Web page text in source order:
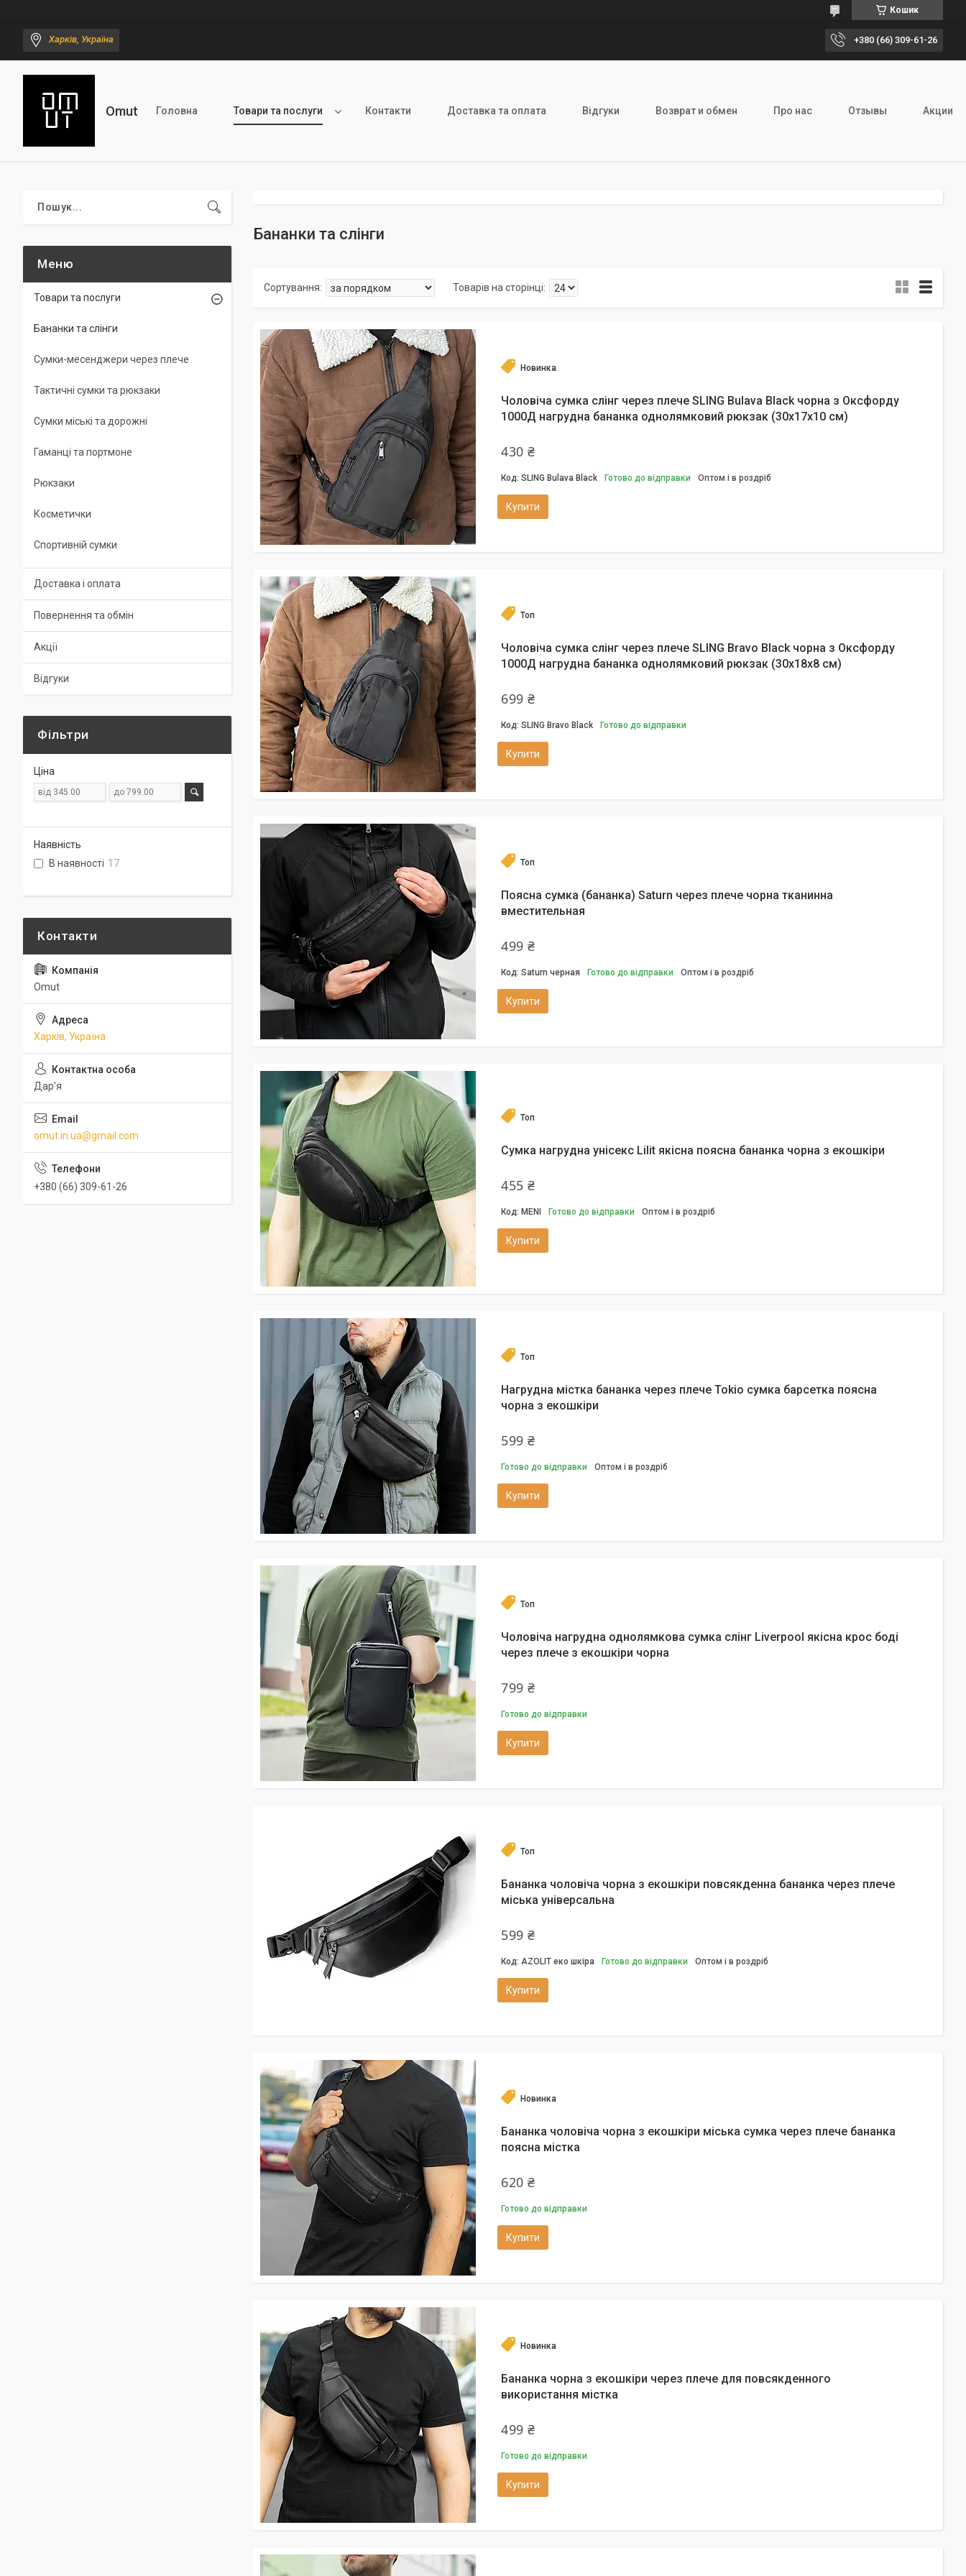
Кошик
Харків, Україна +380 (66) 309-61-26
Omut Головна Товари та послуги Контакти Доставка та оплата Відгуки Возврат и обмен Про нас Отзывы Акции
Бананки та слінги
Новинка
Чоловіча сумка слінг через плече SLING Bulava Black чорна з Оксфорду
1000Д нагрудна бананка однолямковий рюкзак (30х17х10 см)
430 ₴
SLING Bulava Black Готово до відправки Оптом і в роздріб
Купити
Топ
Чоловіча сумка слінг через плече SLING Bravo Black чорна з Оксфорду
1000Д нагрудна бананка однолямковий рюкзак (30х18х8 см)
699 ₴
SLING Bravo Black Готово до відправки
Купити
Топ
Поясна сумка (бананка) Saturn через плече чорна тканинна
вместительная
499 ₴
Saturn черная Готово до відправки Оптом і в роздріб
Купити
Топ
Сумка нагрудна унісекс Lilit якісна поясна бананка чорна з екошкіри
455 ₴
MENI Готово до відправки Оптом і в роздріб
Купити
Топ
Нагрудна містка бананка через плече Tokio сумка барсетка поясна
чорна з екошкіри
599 ₴
Готово до відправки Оптом і в роздріб
Купити
Топ
Чоловіча нагрудна однолямкова сумка слінг Liverpool якісна крос боді
через плече з екошкіри чорна
799 ₴
Готово до відправки
Купити
Топ
Бананка чоловіча чорна з екошкіри повсякденна бананка через плече
міська універсальна
599 ₴
AZOLIT еко шкіра Готово до відправки Оптом і в роздріб
Купити
Новинка
Бананка чоловіча чорна з екошкіри міська сумка через плече бананка
поясна містка
620 ₴
Готово до відправки
Купити
Новинка
Бананка чорна з екошкіри через плече для повсякденного
використання містка
499 ₴
Готово до відправки
Купити
Товари та послуги
Бананки та слінги
Сумки-месенджери через плече
Тактичні сумки та рюкзаки
Сумки міські та дорожні
Гаманці та портмоне
Рюкзаки
Косметички
Спортивній сумки
Доставка і оплата
Повернення та обмін
Акції
Відгуки
Фільтри
Ціна
Наявність
В наявності 17
Omut
Харків, Україна
Дар'я
omut.in.ua@gmail.com
+380 (66) 309-61-26